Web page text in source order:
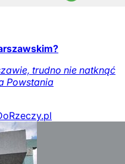
trudno nie natknąć
Powstania